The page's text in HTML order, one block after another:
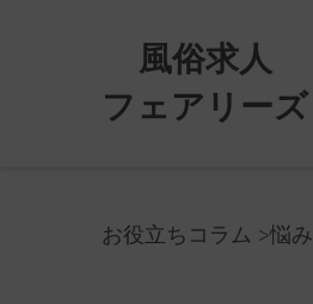
風俗求人
フェアリーズ
お役立ちコラム 悩み